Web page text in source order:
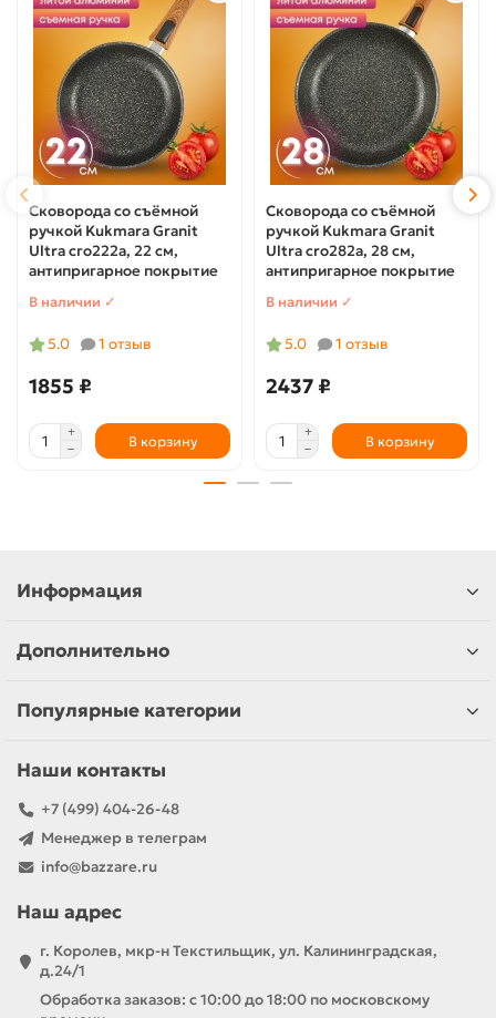
Сковорода со съёмной
ручкой Kukmara Granit
Ultra сго222а, 22 см,
антипригарное покрытие
В наличии ✓
5.0 1 отзыв
1855 ₽
В корзину
Сковорода со съёмной
ручкой Kukmara Granit
Ultra cro282a, 28 см,
антипригарное покрытие
В наличии ✓
5.0 1 отзыв
2437 ₽
В корзину
Информация
Дополнительно
Популярные категории
Наши контакты
+7 (499) 404-26-48
Менеджер в телеграм
info@bazzare.ru
Наш адрес
г. Королев, мкр-н Текстильщик, ул. Калининградская,
д.24/1
Обработка заказов: с 10:00 до 18:00 по московскому